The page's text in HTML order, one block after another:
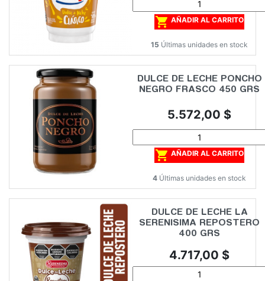
 AÑADIR AL CARRITO
15 Últimas unidades en stock
DULCE DE LECHE PONCHO
NEGRO FRASCO 450 GRS
Precio
5.572,00 $
 AÑADIR AL CARRITO
4 Últimas unidades en stock
DULCE DE LECHE LA
SERENISIMA REPOSTERO
400 GRS
Precio
4.717,00 $